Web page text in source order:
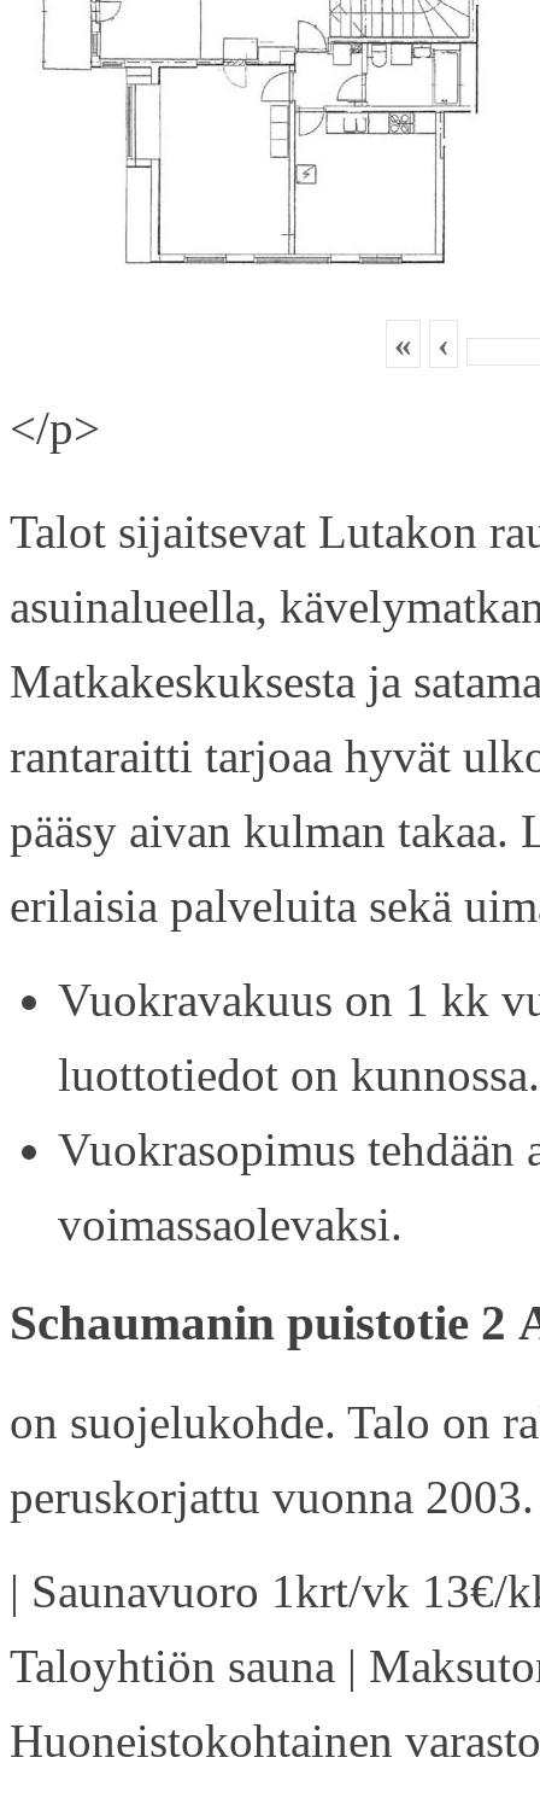
« ‹
</p>
Talot sijaitsevat Lutakon
asuinalueella,
Matkakeskuksesta ja
rantaraitti tarjoaa hyvät
pääsy aivan kulman
erilaisia palveluita sekä
Vuokravakuus on 1 kk
luottotiedot on kunnossa.
Vuokrasopimus tehdään
voimassaolevaksi.
Schaumanin puistotie 2
on suojelukohde. Talo on
peruskorjattu vuonna 2003.
| Saunavuoro 1krt/vk 13€/
Taloyhtiön sauna |
Huoneistokohtainen